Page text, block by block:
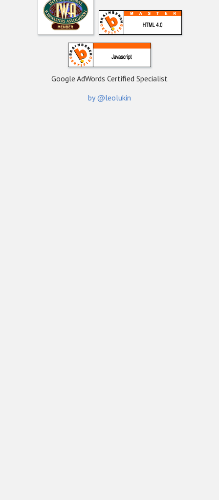
Google AdWords Certified Specialist
by @leolukin